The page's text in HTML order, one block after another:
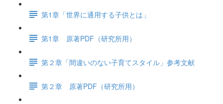
第1章「世界に通用する子供とは」
第1章 原著PDF（研究所用）
第２章「間違いのない子育てスタイル」参考文献
第２章 原著PDF（研究所用）